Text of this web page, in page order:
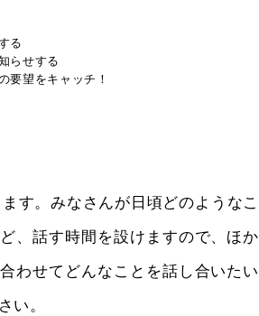
る
らせする
要望をキャッチ！
す。みなさんが日頃どのようなこ
、話す時間を設けますので、ほか
わせてどんなことを話し合いたい
い。